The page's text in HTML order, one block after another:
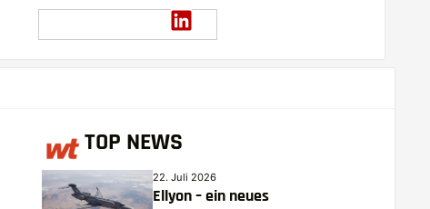
TOP NEWS
22. Juli 2026
Ellyon – ein neues